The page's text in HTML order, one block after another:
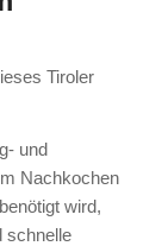
Tiroler
und
Nachkochen
wird,
schnelle